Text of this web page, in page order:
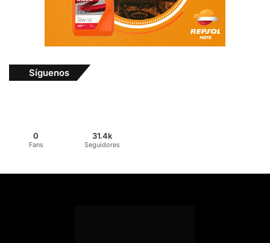
Síguenos
0
Fans
31.4k
Seguidores